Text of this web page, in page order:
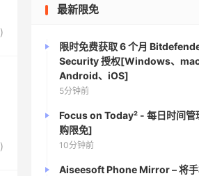
)
)
最新限免
限时免费获取 6 个月
Security 授权[Windows、
Android、iOS]
5分钟前
Focus on Today² - 每日时间
购限免]
10分钟前
Aiseesoft Phone Mirror – 将手